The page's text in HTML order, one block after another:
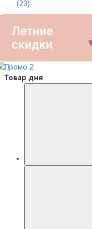
(23)
Товар дня